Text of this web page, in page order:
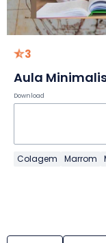
3
Aula
Download
Colagem Marrom